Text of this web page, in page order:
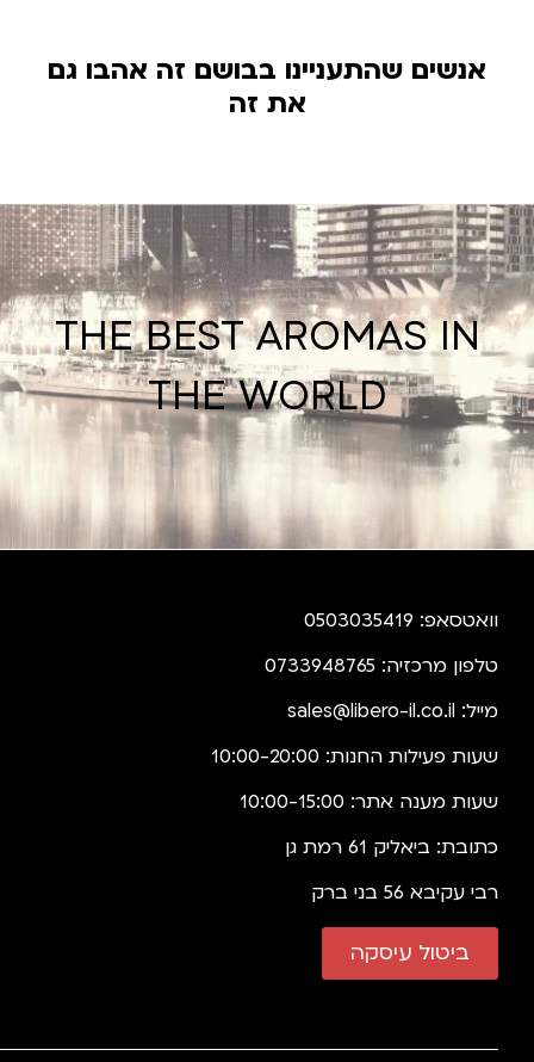
אנשים שהתעניינו בבושם זה אהבו גם
את זה
THE BEST AROMAS IN
THE WORLD
וואטסאפ: 0503035419
טלפון מרכזיה: 0733948765
מייל: sales@libero-il.co.il
שעות פעילות החנות: 10:00-20:00
שעות מענה אתר: 10:00-15:00
כתובת: ביאליק 61 רמת גן
רבי עקיבא 56 בני ברק
ביטול עיסקה